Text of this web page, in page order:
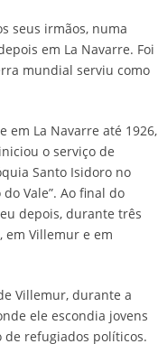
seus irmãos, numa
em La Navarre. Foi
mundial serviu como
La Navarre até 1926,
o serviço de
Santo Isidoro no
Vale”. Ao final do
depois, durante três
em Villemur e em
Villemur, durante a
ele escondia jovens
refugiados políticos.